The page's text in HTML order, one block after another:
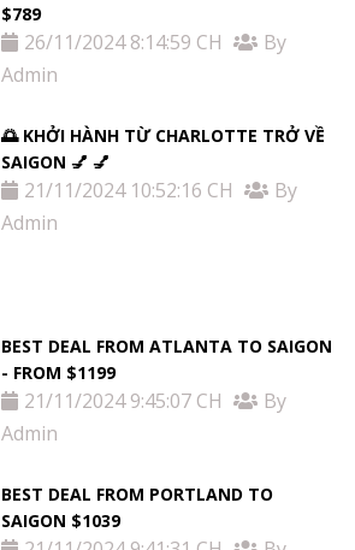
$789
26/11/2024 8:14:59 CH
By
Admin
🌅 KHỞI HÀNH TỪ CHARLOTTE TRỞ VỀ
SAIGON 💅 💅
21/11/2024 10:52:16 CH
By
Admin
BEST DEAL FROM ATLANTA TO SAIGON
- FROM $1199
21/11/2024 9:45:07 CH
By
Admin
BEST DEAL FROM PORTLAND TO
SAIGON $1039